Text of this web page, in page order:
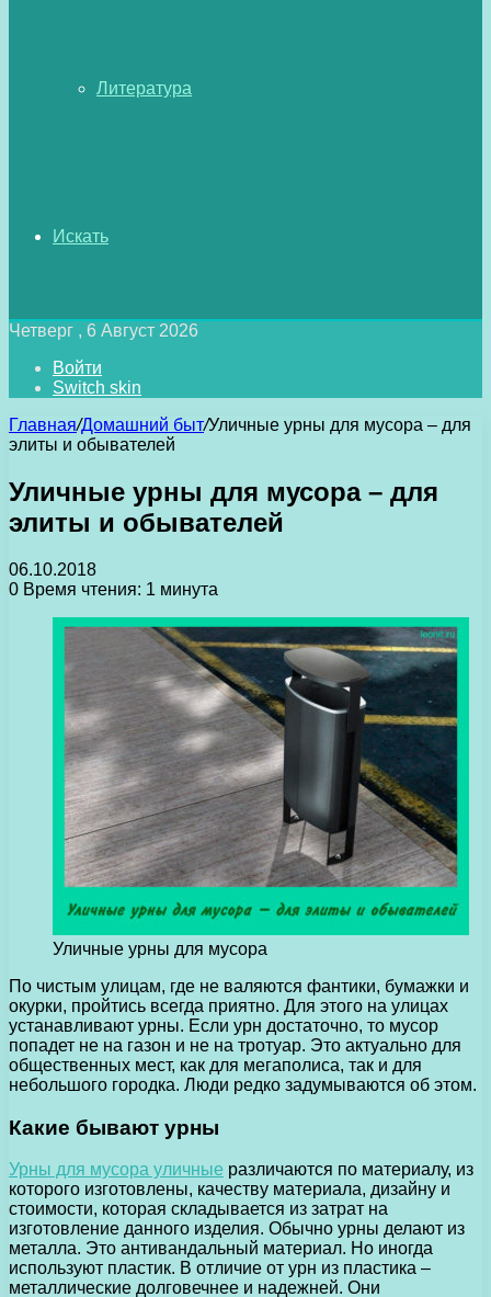
Литература
Искать
Четверг , 6 Август 2026
Войти
Switch skin
Главная/Домашний быт/Уличные урны для мусора – для
элиты и обывателей
Уличные урны для мусора – для
элиты и обывателей
06.10.2018
0 Время чтения: 1 минута
Уличные урны для мусора
По чистым улицам, где не валяются фантики, бумажки и
окурки, пройтись всегда приятно. Для этого на улицах
устанавливают урны. Если урн достаточно, то мусор
попадет не на газон и не на тротуар. Это актуально для
общественных мест, как для мегаполиса, так и для
небольшого городка. Люди редко задумываются об этом.
Какие бывают урны
Урны для мусора уличные различаются по материалу, из
которого изготовлены, качеству материала, дизайну и
стоимости, которая складывается из затрат на
изготовление данного изделия. Обычно урны делают из
металла. Это антивандальный материал. Но иногда
используют пластик. В отличие от урн из пластика –
металлические долговечнее и надежней. Они